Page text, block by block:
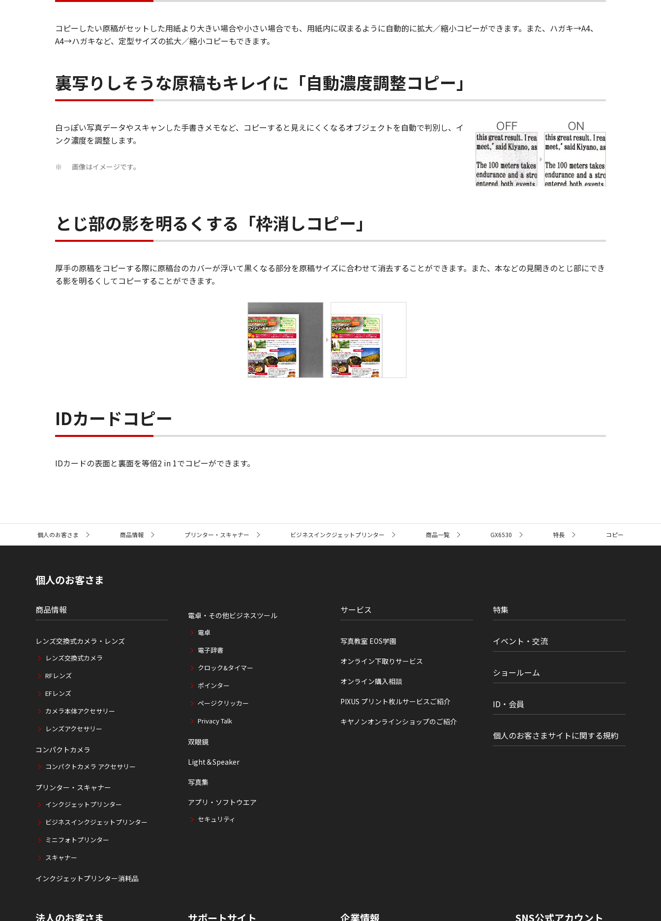
コピーしたい原稿がセットした用紙より大きい場合や小さい場合でも、用紙内に収まるように自動的に拡大／縮小コピーができます。また、ハガキ→A4、
A4→ハガキなど、定型サイズの拡大／縮小コピーもできます。
裏写りしそうな原稿もキレイに「自動濃度調整コピー」
白っぽい写真データやスキャンした手書きメモなど、コピーすると見えにくくなるオブジェクトを自動で判別し、イ
ンク濃度を調整します。
※ 画像はイメージです。
とじ部の影を明るくする「枠消しコピー」
厚手の原稿をコピーする際に原稿台のカバーが浮いて黒くなる部分を原稿サイズに合わせて消去することができます。また、本などの見開きのとじ部にでき
る影を明るくしてコピーすることができます。
IDカードコピー
IDカードの表面と裏面を等倍2 in 1でコピーができます。
ト
個人のお客さま 商品情報 プリンター・スキャナー ビジネスインクジェットプリンター 商品一覧 GX6530 特長 コピー
個人のお客さま
商品情報
レンズ交換式カメラ・レンズ
レンズ交換式カメラ
RFレンズ
EFレンズ
カメラ本体アクセサリー
レンズアクセサリー
コンパクトカメラ
コンパクトカメラ アクセサリー
プリンター・スキャナー
インクジェットプリンター
ビジネスインクジェットプリンター
ミニフォトプリンター
スキャナー
インクジェットプリンター消耗品
電卓・その他ビジネスツール
電卓
電子辞書
クロック&タイマー
ポインター
ページクリッカー
Privacy Talk
双眼鏡
Light＆Speaker
写真集
アプリ・ソフトウエア
セキュリティ
サービス
写真教室 EOS学園
オンライン下取りサービス
オンライン購入相談
PIXUS プリント枚ルサービスご紹介
キヤノンオンラインショップのご紹介
特集
イベント・交流
ショールーム
ID・会員
個人のお客さまサイトに関する規約
法人のお客さま サポートサイト 企業情報 SNS公式アカウント